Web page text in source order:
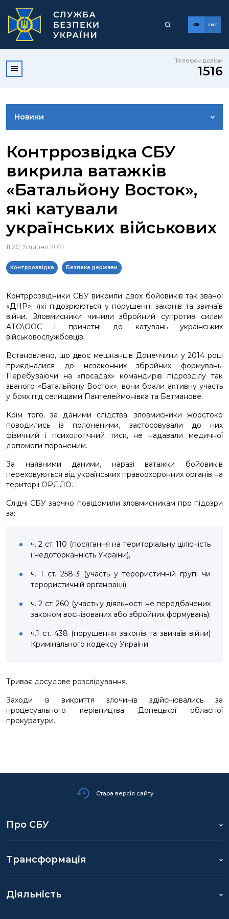
ENG
Телефон довіри
1516
Новини
ВІДЕОГАЛЕРЕЯ
КОНТАКТИ ПРЕСЦЕНТРУ
Контррозвідка СБУ
викрила ватажків
«Батальйону Восток»,
які катували
українських військових
11:20, 5 липня 2021
Контррозвідка Безпека держави
Контррозвідники СБУ викрили двох бойовиків так званої
«ДНР», які підозрюються у порушенні законів та звичаїв
війни. Зловмисники чинили збройний супротив силам
АТО\ООС і причетні до катувань українських
військовослужбовців.
Встановлено, що двоє мешканців Донеччини у 2014 році
приєдналися до незаконних збройних формувань.
Перебуваючи на «посадах» командирів підрозділу так
званого «Батальйону Восток», вони брали активну участь
у боях під селищами Пантелеймонівка та Бетманове.
Крім того, за даними слідства, зловмисники жорстоко
поводились із полоненими, застосовували до них
фізичний і психологічний тиск, не надавали медичної
допомоги пораненим.
За наявними даними, наразі ватажки бойовиків
переховуються від українських правоохоронних органів на
території ОРДЛО.
Слідчі СБУ заочно повідомили зловмисникам про підозри
за:
ч. 2 ст. 110 (посягання на територіальну цілісність
і недоторканність України),
ч. 1 ст. 258-3 (участь у терористичній групі чи
терористичній організації),
ч. 2 ст. 260 (участь у діяльності не передбачених
законом воєнізованих або збройних формувань);
ч.1 ст. 438 (порушення законів та звичаїв війни)
Кримінального кодексу України.
Триває досудове розслідування.
Заходи із викриття злочинів здійснювались за
процесуального керівництва Донецької обласної
прокуратури.
Стара версія сайту
Про СБУ
Трансформація
Діяльність